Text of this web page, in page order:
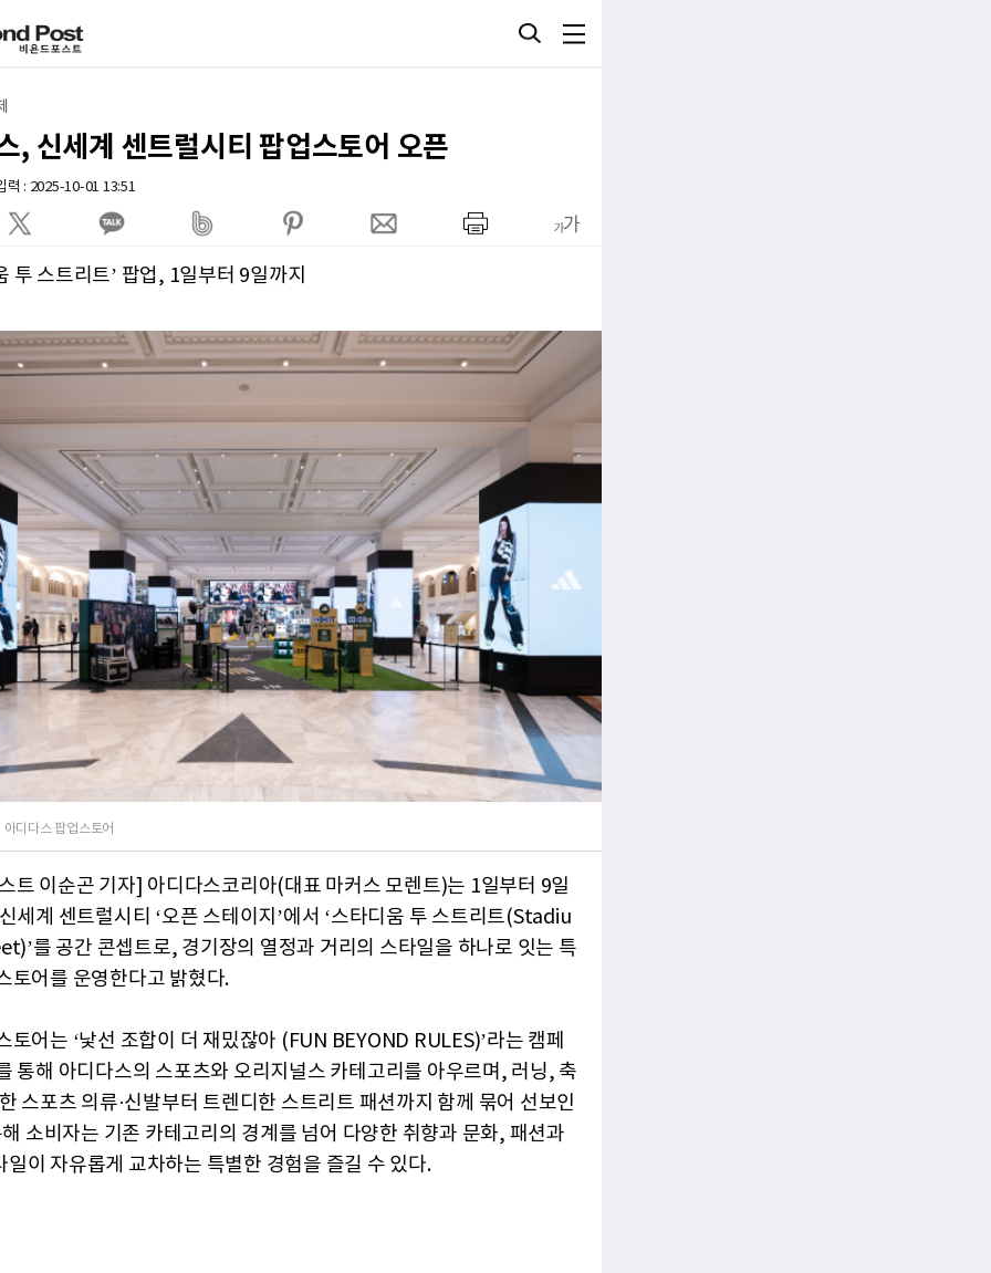
, 신세계 센트럴시티 팝업스토어 오픈
력 : 2025-10-01 13:51
투 스트리트’ 팝업, 1일부터 9일까지
디다스 팝업스토어
트 이순곤 기자] 아디다스코리아(대표 마커스 모렌트)는 1일부터 9일
세계 센트럴시티 ‘오픈 스테이지’에서 ‘스타디움 투 스트리트(Stadiu
를 공간 콘셉트로, 경기장의 열정과 거리의 스타일을 하나로 잇는 특
토어를 운영한다고 밝혔다.
토어는 ‘낯선 조합이 더 재밌잖아 (FUN BEYOND RULES)’라는 캠페
통해 아디다스의 스포츠와 오리지널스 카테고리를 아우르며, 러닝, 축
스포츠 의류·신발부터 트렌디한 스트리트 패션까지 함께 묶어 선보인
소비자는 기존 카테고리의 경계를 넘어 다양한 취향과 문화, 패션과
일이 자유롭게 교차하는 특별한 경험을 즐길 수 있다.